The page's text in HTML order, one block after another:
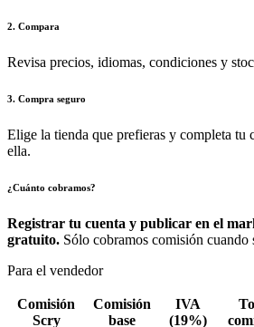
2. Compara
Revisa precios, idiomas, condiciones y
3. Compra seguro
Elige la tienda que prefieras y completa tu
ella.
¿Cuánto cobramos?
Registrar tu cuenta y publicar en el
gratuito. Sólo cobramos comisión cuando
Para el vendedor
Comisión
Scry
Comisión
base
IVA
(19%)